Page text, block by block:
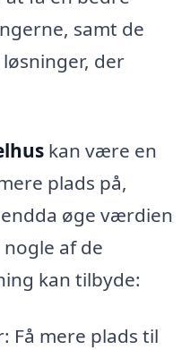
samt de
der
kan være en
plads på,
øge værdien
af de
kan tilbyde:
Få mere plads til